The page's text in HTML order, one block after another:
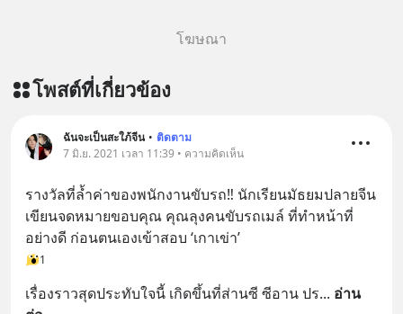
โฆษณา
โพสต์ที่เกี่ยวข้อง
ฉันจะเป็นสะใภ้จีน • ติดตาม
7 มิ.ย. 2021 เวลา 11:39 • ความคิดเห็น
รางวัลที่ล้ำค่าของพนักงานขับรถ‼️ นักเรียนมัธยมปลายจีน
เขียนจดหมายขอบคุณ คุณลุงคนขับรถเมล์ ที่ทำหน้าที่
อย่างดี ก่อนตนเองเข้าสอบ ‘เกาเข่า’
1
เรื่องราวสุดประทับใจนี้ เกิดขึ้นที่ส่านซี ซีอาน ปร... อ่าน